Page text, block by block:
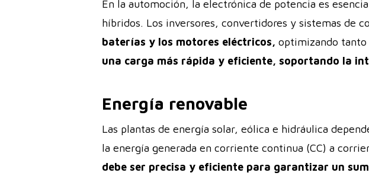
En la automoción, la electrónica de potencia es
híbridos. Los inversores, convertidores y sistemas de
baterías y los motores eléctricos, optimizando tanto
una carga más rápida y eficiente, soportando la
Energía renovable
Las plantas de energía solar, eólica e hidráulica
la energía generada en corriente continua (CC) a
debe ser precisa y eficiente para garantizar un